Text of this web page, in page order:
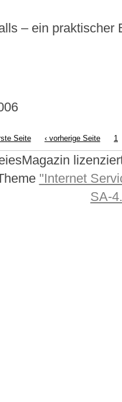
– ein praktischer
Seite ‹ vorherige Seite 1
"Internet
SA-